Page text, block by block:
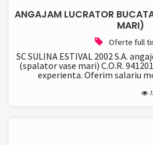
ANGAJAM LUCRATOR
MARI)
Oferte full
SC SULINA ESTIVAL 2002 S.A.
(spalator vase mari) C.O.R.
experienta. Oferim salariu